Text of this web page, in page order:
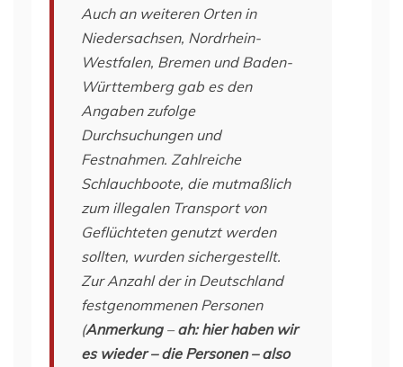
Auch an weiteren Orten in
Niedersachsen, Nordrhein-
Westfalen, Bremen und Baden-
Württemberg gab es den
Angaben zufolge
Durchsuchungen und
Festnahmen. Zahlreiche
Schlauchboote, die mutmaßlich
zum illegalen Transport von
Geflüchteten genutzt werden
sollten, wurden sichergestellt.
Zur Anzahl der in Deutschland
festgenommenen Personen
(Anmerkung– ah: hier haben wir
es wieder – die Personen – also